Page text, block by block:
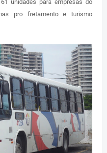
unidades para empresas do
pro fretamento e turismo